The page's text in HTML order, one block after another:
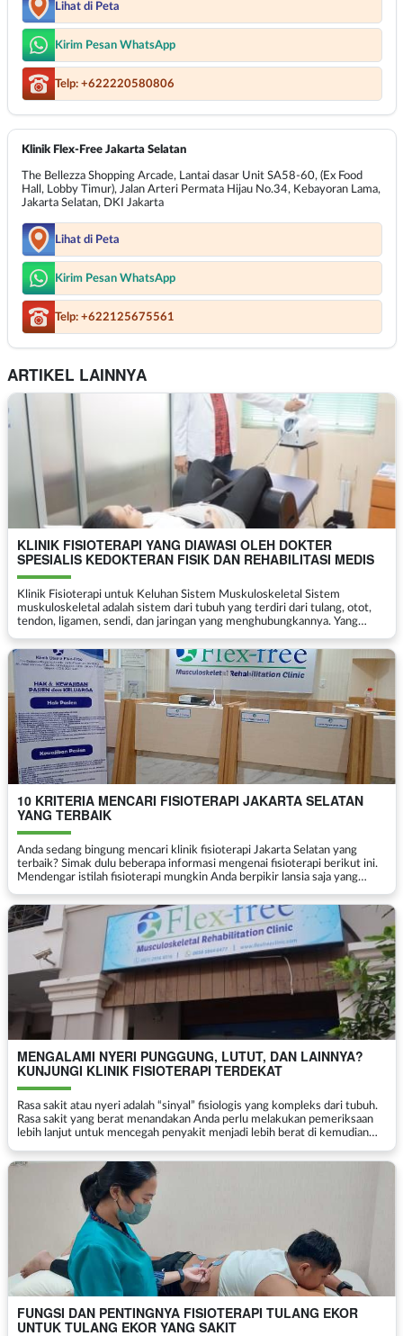
Lihat di Peta
Kirim Pesan WhatsApp
Telp: +622220580806
Klinik Flex-Free Jakarta Selatan
The Bellezza Shopping Arcade, Lantai dasar Unit SA58-60, (Ex Food
Hall, Lobby Timur), Jalan Arteri Permata Hijau No.34, Kebayoran Lama,
Jakarta Selatan, DKI Jakarta
Lihat di Peta
Kirim Pesan WhatsApp
Telp: +622125675561
ARTIKEL LAINNYA
KLINIK FISIOTERAPI YANG DIAWASI OLEH DOKTER
SPESIALIS KEDOKTERAN FISIK DAN REHABILITASI MEDIS
Klinik Fisioterapi untuk Keluhan Sistem Muskuloskeletal Sistem
muskuloskeletal adalah sistem dari tubuh yang terdiri dari tulang, otot,
tendon, ligamen, sendi, dan jaringan yang menghubungkannya. Yang
10 KRITERIA MENCARI FISIOTERAPI JAKARTA SELATAN
YANG TERBAIK
Anda sedang bingung mencari klinik fisioterapi Jakarta Selatan yang
terbaik? Simak dulu beberapa informasi mengenai fisioterapi berikut ini.
Mendengar istilah fisioterapi mungkin Anda berpikir lansia saja yang
MENGALAMI NYERI PUNGGUNG, LUTUT, DAN LAINNYA?
KUNJUNGI KLINIK FISIOTERAPI TERDEKAT
Rasa sakit atau nyeri adalah “sinyal” fisiologis yang kompleks dari tubuh.
Rasa sakit yang berat menandakan Anda perlu melakukan pemeriksaan
lebih lanjut untuk mencegah penyakit menjadi lebih berat di kemudian
FUNGSI DAN PENTINGNYA FISIOTERAPI TULANG EKOR
UNTUK TULANG EKOR YANG SAKIT